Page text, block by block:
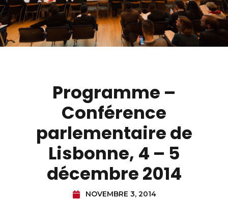
Programme –
Conférence
parlementaire de
Lisbonne, 4 – 5
décembre 2014
NOVEMBRE 3, 2014